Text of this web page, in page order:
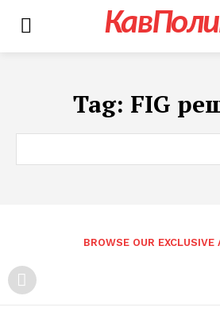
Tag: FIG
BROWSE OUR EXCLUSIVE